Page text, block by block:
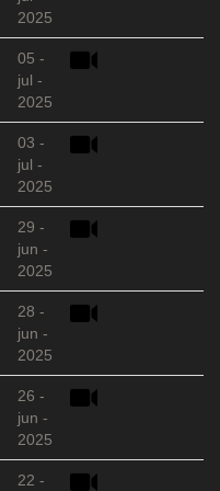
2025
05 -
jul -
2025
03 -
jul -
2025
29 -
jun -
2025
28 -
jun -
2025
26 -
jun -
2025
22 -